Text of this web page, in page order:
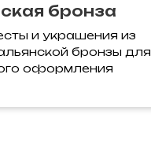
бронза
и украшения из
бронзы для
оформления